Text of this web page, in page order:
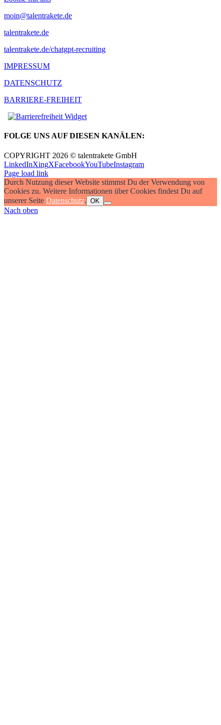
moin@talentrakete.de
talentrakete.de
talentrakete.de/chatgpt-recruiting
IMPRESSUM
DATENSCHUTZ
BARRIERE-FREIHEIT
FOLGE UNS AUF DIESEN KANÄLEN:
COPYRIGHT 2026 © talentrakete GmbH
LinkedInXingXFacebookYouTubeInstagram
Page load link
Durch Nutzung dieser Website stimmst Du der Verwendung von
Cookies zu. Weitere Informationen über Cookies findest Du auf
unserer Seite Datenschutz. OK
Nach oben